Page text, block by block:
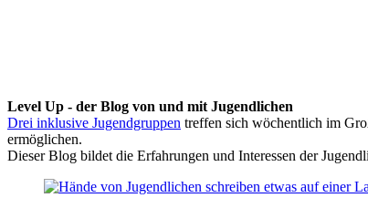
Level Up - der Blog von und mit Jugendlichen
Drei inklusive Jugendgruppen treffen sich wöchentlich im
ermöglichen.
Dieser Blog bildet die Erfahrungen und Interessen der